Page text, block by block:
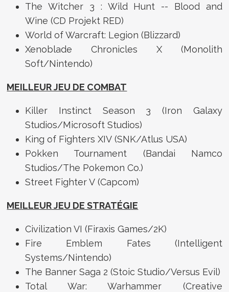
The Witcher 3 : Wild Hunt -- Blood and
Wine (CD Projekt RED)
World of Warcraft: Legion (Blizzard)
Xenoblade Chronicles X (Monolith
Soft/Nintendo)
MEILLEUR JEU DE COMBAT
Killer Instinct Season 3 (Iron Galaxy
Studios/Microsoft Studios)
King of Fighters XIV (SNK/Atlus USA)
Pokken Tournament (Bandai Namco
Studios/The Pokemon Co.)
Street Fighter V (Capcom)
MEILLEUR JEU DE STRATÉGIE
Civilization VI (Firaxis Games/2K)
Fire Emblem Fates (Intelligent
Systems/Nintendo)
The Banner Saga 2 (Stoic Studio/Versus Evil)
Total War: Warhammer (Creative